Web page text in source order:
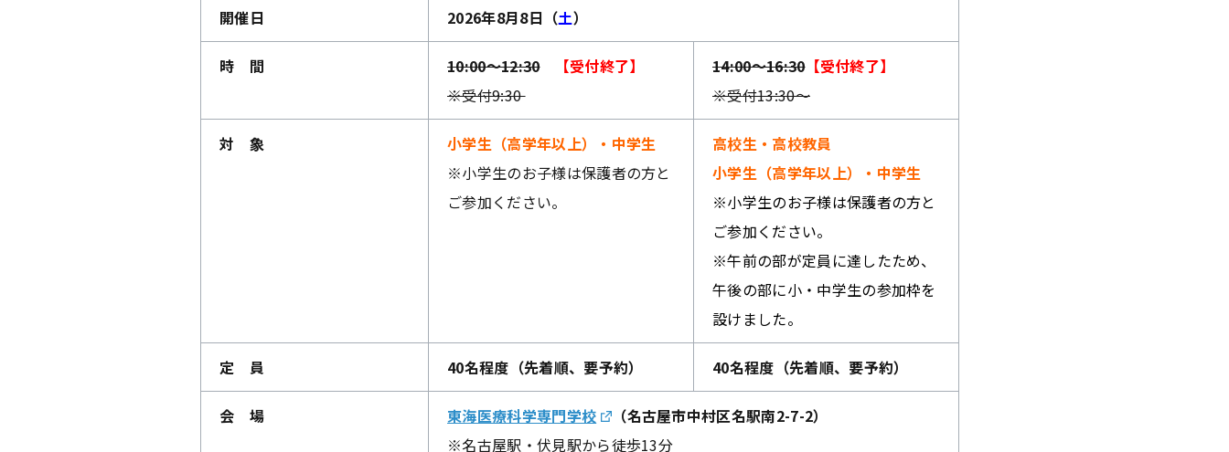
開催日 2026年8月8日（土）
時 間 10:00～12:30
【受付終了】
※受付9:30
14:00～16:30【受付終了】
※受付13:30～
対 象
小学生（高学年以上）・中学生
※小学生のお子様は保護者の方と
ご参加ください。
高校生・高校教員
小学生（高学年以上）・中学生
※小学生のお子様は保護者の方と
ご参加ください。
※午前の部が定員に達したため、
午後の部に小・中学生の参加枠を
設けました。
定 員 40名程度（先着順、要予約） 40名程度（先着順、要予約）
会 場 東海医療科学専門学校
（名古屋市中村区名駅南2-7-2）
※名古屋駅・伏見駅から徒歩13分